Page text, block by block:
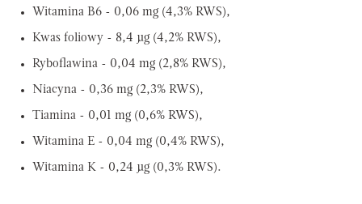
Witamina B6 - 0,06 mg (4,3% RWS),
Kwas foliowy - 8,4 µg (4,2% RWS),
Ryboflawina - 0,04 mg (2,8% RWS),
Niacyna - 0,36 mg (2,3% RWS),
Tiamina - 0,01 mg (0,6% RWS),
Witamina E - 0,04 mg (0,4% RWS),
Witamina K - 0,24 µg (0,3% RWS).